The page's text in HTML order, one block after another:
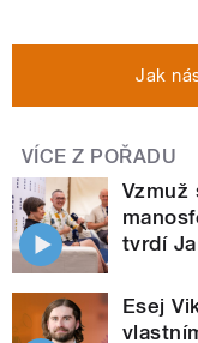
Jak
VÍCE Z POŘADU
Vzmuž
tvrdí
Esej